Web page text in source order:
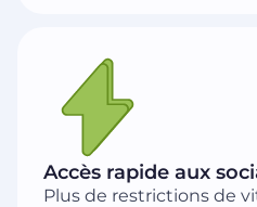
Accès rapide aux
Plus de restrictions de